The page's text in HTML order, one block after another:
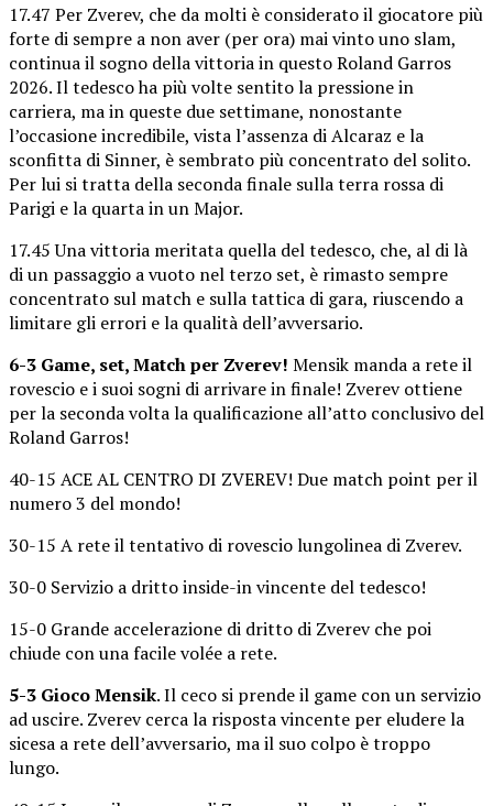
17.47 Per Zverev, che da molti è considerato il giocatore più
forte di sempre a non aver (per ora) mai vinto uno slam,
continua il sogno della vittoria in questo Roland Garros
2026. Il tedesco ha più volte sentito la pressione in
carriera, ma in queste due settimane, nonostante
l’occasione incredibile, vista l’assenza di Alcaraz e la
sconfitta di Sinner, è sembrato più concentrato del solito.
Per lui si tratta della seconda finale sulla terra rossa di
Parigi e la quarta in un Major.
17.45 Una vittoria meritata quella del tedesco, che, al di là
di un passaggio a vuoto nel terzo set, è rimasto sempre
concentrato sul match e sulla tattica di gara, riuscendo a
limitare gli errori e la qualità dell’avversario.
6-3 Game, set, Match per Zverev! Mensik manda a rete il
rovescio e i suoi sogni di arrivare in finale! Zverev ottiene
per la seconda volta la qualificazione all’atto conclusivo del
Roland Garros!
40-15 ACE AL CENTRO DI ZVEREV! Due match point per il
numero 3 del mondo!
30-15 A rete il tentativo di rovescio lungolinea di Zverev.
30-0 Servizio a dritto inside-in vincente del tedesco!
15-0 Grande accelerazione di dritto di Zverev che poi
chiude con una facile volée a rete.
5-3 Gioco Mensik. Il ceco si prende il game con un servizio
ad uscire. Zverev cerca la risposta vincente per eludere la
sicesa a rete dell’avversario, ma il suo colpo è troppo
lungo.